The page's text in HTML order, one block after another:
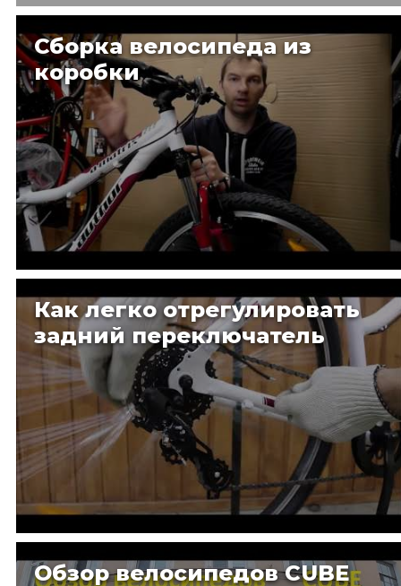
Сборка велосипеда из
коробки
Как легко отрегулировать
задний переключатель
Обзор велосипедов CUBE